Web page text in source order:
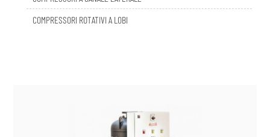
COMPRESSORI ROTATIVI A LOBI